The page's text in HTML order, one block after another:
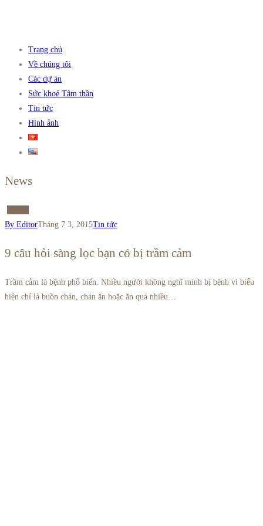
Trang chủ
Về chúng tôi
Các dự án
Sức khoẻ Tâm thần
Tin tức
Hình ảnh
News
By EditorTháng 7 3, 2015Tin tức
9 câu hỏi sàng lọc bạn có bị trầm cảm
Trầm cảm là bệnh phổ biến. Nhiều người không nghĩ mình bị bệnh vì biểu
hiện chỉ là buồn chán, chán ăn hoặc ăn quá nhiều…